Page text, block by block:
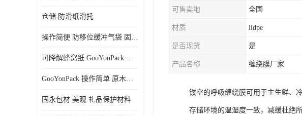
仓储 防滑纸滑托
操作简便 防移位缓冲气袋 固永包材
可降解蜂窝纸 GooYonPack 循环使用
GooYonPack 操作简单 原木浆蜂巢网格纸
固永包材 美观 礼品保护材料
可售卖地 全国
材质 lldpe
是否现货 是
产品名称 缠绕膜厂家
镂空的呼吸缠绕膜可用于主生鲜、
存储环境的温湿度一致，减缓杜绝